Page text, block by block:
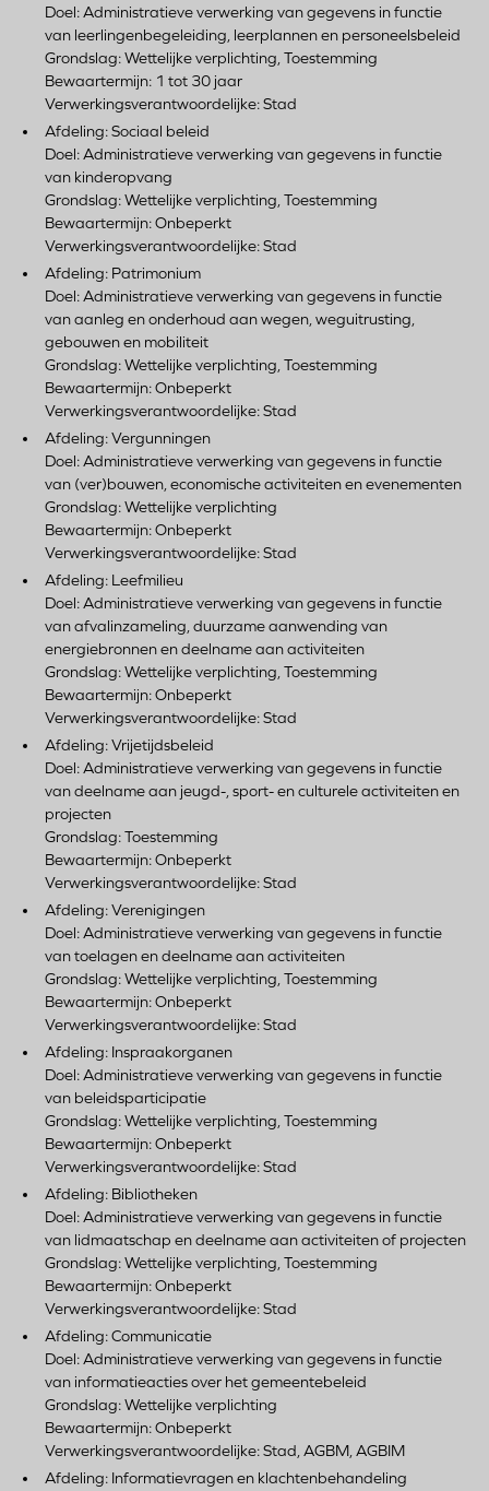
Doel: Administratieve verwerking van gegevens in functie
van leerlingenbegeleiding, leerplannen en personeelsbeleid
Grondslag: Wettelijke verplichting, Toestemming
Bewaartermijn: 1 tot 30 jaar
Verwerkingsverantwoordelijke: Stad
Afdeling: Sociaal beleid
Doel: Administratieve verwerking van gegevens in functie
van kinderopvang
Grondslag: Wettelijke verplichting, Toestemming
Bewaartermijn: Onbeperkt
Verwerkingsverantwoordelijke: Stad
Afdeling: Patrimonium
Doel: Administratieve verwerking van gegevens in functie
van aanleg en onderhoud aan wegen, weguitrusting,
gebouwen en mobiliteit
Grondslag: Wettelijke verplichting, Toestemming
Bewaartermijn: Onbeperkt
Verwerkingsverantwoordelijke: Stad
Afdeling: Vergunningen
Doel: Administratieve verwerking van gegevens in functie
van (ver)bouwen, economische activiteiten en evenementen
Grondslag: Wettelijke verplichting
Bewaartermijn: Onbeperkt
Verwerkingsverantwoordelijke: Stad
Afdeling: Leefmilieu
Doel: Administratieve verwerking van gegevens in functie
van afvalinzameling, duurzame aanwending van
energiebronnen en deelname aan activiteiten
Grondslag: Wettelijke verplichting, Toestemming
Bewaartermijn: Onbeperkt
Verwerkingsverantwoordelijke: Stad
Afdeling: Vrijetijdsbeleid
Doel: Administratieve verwerking van gegevens in functie
van deelname aan jeugd-, sport- en culturele activiteiten en
projecten
Grondslag: Toestemming
Bewaartermijn: Onbeperkt
Verwerkingsverantwoordelijke: Stad
Afdeling: Verenigingen
Doel: Administratieve verwerking van gegevens in functie
van toelagen en deelname aan activiteiten
Grondslag: Wettelijke verplichting, Toestemming
Bewaartermijn: Onbeperkt
Verwerkingsverantwoordelijke: Stad
Afdeling: Inspraakorganen
Doel: Administratieve verwerking van gegevens in functie
van beleidsparticipatie
Grondslag: Wettelijke verplichting, Toestemming
Bewaartermijn: Onbeperkt
Verwerkingsverantwoordelijke: Stad
Afdeling: Bibliotheken
Doel: Administratieve verwerking van gegevens in functie
van lidmaatschap en deelname aan activiteiten of projecten
Grondslag: Wettelijke verplichting, Toestemming
Bewaartermijn: Onbeperkt
Verwerkingsverantwoordelijke: Stad
Afdeling: Communicatie
Doel: Administratieve verwerking van gegevens in functie
van informatieacties over het gemeentebeleid
Grondslag: Wettelijke verplichting
Bewaartermijn: Onbeperkt
Verwerkingsverantwoordelijke: Stad, AGBM, AGBIM
Afdeling: Informatievragen en klachtenbehandeling